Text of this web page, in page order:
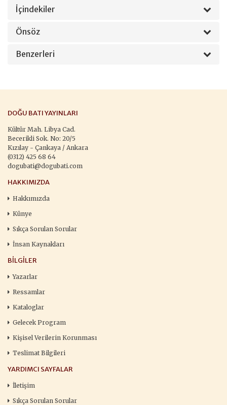
İçindekiler
Önsöz
Benzerleri
DOĞU BATI YAYINLARI
Kültür Mah. Libya Cad.
Becerikli Sok. No: 20/5
Kızılay - Çankaya / Ankara
(0312) 425 68 64
dogubati@dogubati.com
HAKKIMIZDA
Hakkımızda
Künye
Sıkça Sorulan Sorular
İnsan Kaynakları
BILGILER
Yazarlar
Ressamlar
Kataloglar
Gelecek Program
Kişisel Verilerin Korunması
Teslimat Bilgileri
YARDIMCI SAYFALAR
İletişim
Sıkça Sorulan Sorular